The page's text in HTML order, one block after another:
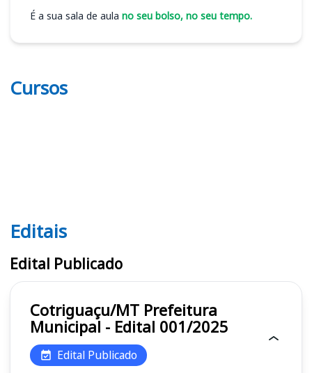
É a sua sala de aula no seu bolso, no seu tempo.
Cursos
Editais
Editais
Edital Publicado
Cotriguaçu/MT Prefeitura
Municipal - Edital 001/2025
Edital Publicado